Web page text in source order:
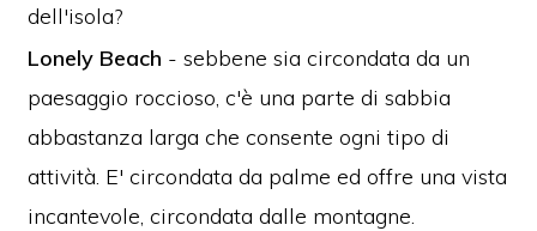
dell'isola?
Lonely Beach - sebbene sia circondata da un
paesaggio roccioso, c'è una parte di sabbia
abbastanza larga che consente ogni tipo di
attività. E' circondata da palme ed offre una vista
incantevole, circondata dalle montagne.